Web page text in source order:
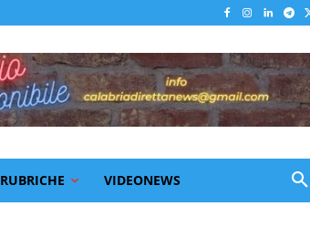
RUBRICHE VIDEONEWS